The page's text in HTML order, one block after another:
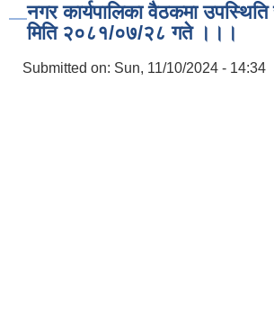
नगर कार्यपालिका वैठकमा उपस्थिति
मिति २०८१/०७/२८ गते ।।।
Submitted on: Sun, 11/10/2024 - 14:34